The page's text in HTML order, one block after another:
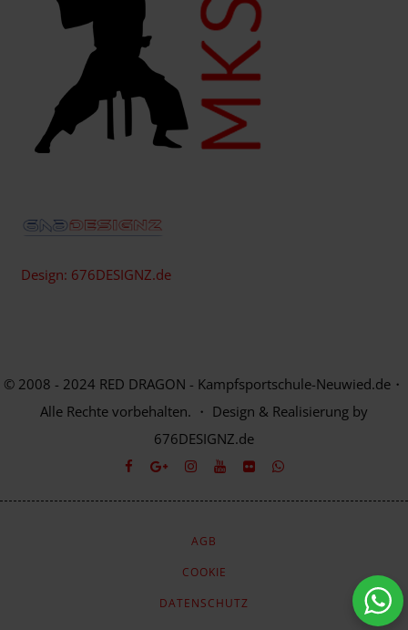
Design: 676DESIGNZ.de
© 2008 - 2024 RED DRAGON - Kampfsportschule-Neuwied.de・
Alle Rechte vorbehalten. ・ Design & Realisierung by
676DESIGNZ.de
AGB
COOKIE
DATENSCHUTZ